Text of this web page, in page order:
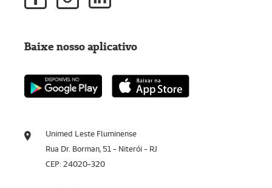
Unimed Leste Fluminense
Rua Dr. Borman, 51 - Niterói - RJ
CEP: 24020-320
Baixe nosso aplicativo